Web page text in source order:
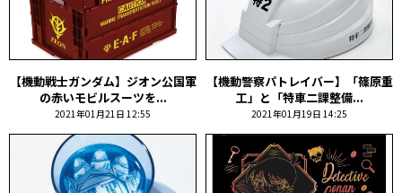
【機動戦士ガンダム】ジオン公国軍
の赤いモビルスーツを...
2021年01月21日 12:55
【機動警察パトレイバー】「篠原重
工」と「特車二課整備...
2021年01月19日 14:25